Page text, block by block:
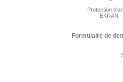
Protection
EKRAN
Formulaire de